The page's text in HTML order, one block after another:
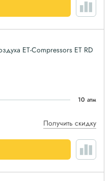
ET-Compressors ET RD
10 атм
Получить скидку